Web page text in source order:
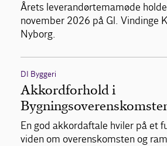
Årets leverandørtemamøde
november 2026 på Gl. Vindinge
Nyborg.
DI Byggeri
Akkordforhold i
En god akkordaftale hviler på et
viden om overenskomsten og